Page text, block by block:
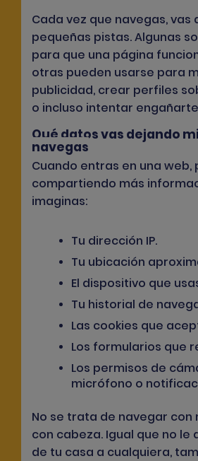
Cada vez que navegas, vas
pequeñas pistas. Algunas
para que una página
otras pueden usarse para
publicidad, crear perfiles
o incluso intentar
Qué datos vas dejando
navegas
Cuando entras en una web,
compartiendo más
imaginas:
Tu dirección IP.
Tu ubicación
El dispositivo que
Tu historial de
Las cookies que
Los formularios que
Los permisos de
micrófono o
No se trata de navegar con
con cabeza. Igual que no le
de tu casa a cualquiera,